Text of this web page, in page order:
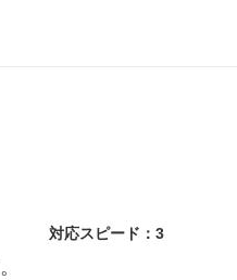
対応スピード：3